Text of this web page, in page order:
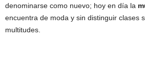
denominarse como nuevo; hoy en día la
encuentra de moda y sin distinguir clases
multitudes.